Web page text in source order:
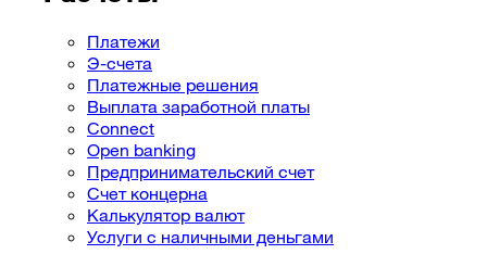
Платежи
Э-счета
Платежные решения
Выплата заработной платы
Connect
Open banking
Предпринимательский cчет
Cчет концерна
Калькулятор валют
Услуги с наличными деньгами